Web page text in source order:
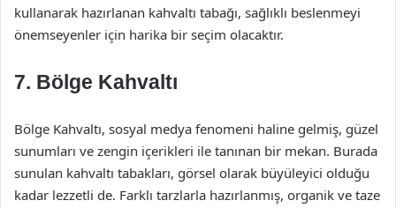
kullanarak hazırlanan kahvaltı tabağı, sağlıklı beslenmeyi
önemseyenler için harika bir seçim olacaktır.
7. Bölge Kahvaltı
Bölge Kahvaltı, sosyal medya fenomeni haline gelmiş, güzel
sunumları ve zengin içerikleri ile tanınan bir mekan. Burada
sunulan kahvaltı tabakları, görsel olarak büyüleyici olduğu
kadar lezzetli de. Farklı tarzlarla hazırlanmış, organik ve taze